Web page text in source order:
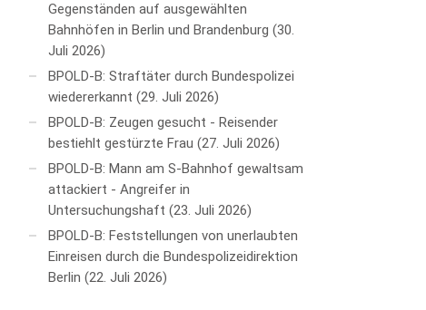
Gegenständen auf ausgewählten
Bahnhöfen in Berlin und Brandenburg 30.
Juli 2026
BPOLD-B: Straftäter durch Bundespolizei
wiedererkannt 29. Juli 2026
BPOLD-B: Zeugen gesucht - Reisender
bestiehlt gestürzte Frau 27. Juli 2026
BPOLD-B: Mann am S-Bahnhof gewaltsam
attackiert - Angreifer in
Untersuchungshaft 23. Juli 2026
BPOLD-B: Feststellungen von unerlaubten
Einreisen durch die Bundespolizeidirektion
Berlin 22. Juli 2026